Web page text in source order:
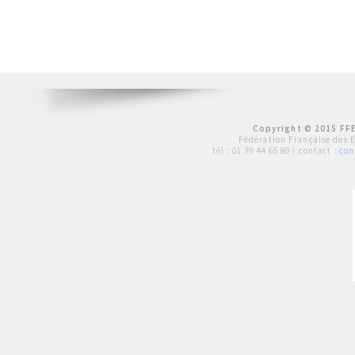
Copyright © 2015
Fédération Française des
tél : 01 39 44 65 80 | contact :